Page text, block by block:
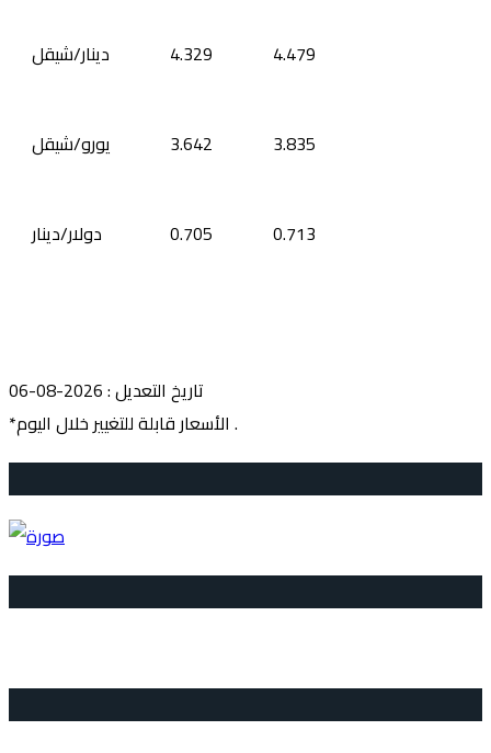
دينار/شيقل 4.329 4.479
يورو/شيقل 3.642 3.835
دولار/دينار 0.705 0.713
تاريخ التعديل : 2026-08-06
*الأسعار قابلة للتغيير خلال اليوم .